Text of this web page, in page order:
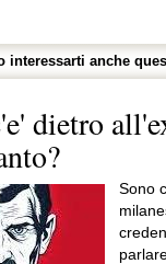
interessarti anche
dietro
Sono